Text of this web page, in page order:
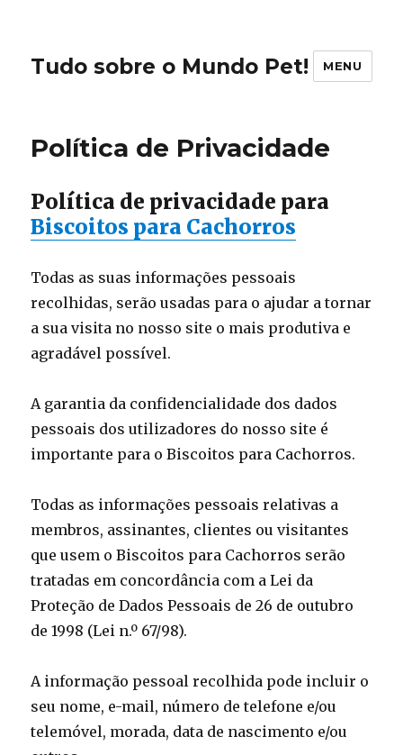
Tudo sobre o Mundo Pet! MENU
Política de Privacidade
Política de privacidade para
Biscoitos para Cachorros
Todas as suas informações pessoais
recolhidas, serão usadas para o ajudar a tornar
a sua visita no nosso site o mais produtiva e
agradável possível.
A garantia da confidencialidade dos dados
pessoais dos utilizadores do nosso site é
importante para o Biscoitos para Cachorros.
Todas as informações pessoais relativas a
membros, assinantes, clientes ou visitantes
que usem o Biscoitos para Cachorros serão
tratadas em concordância com a Lei da
Proteção de Dados Pessoais de 26 de outubro
de 1998 (Lei n.º 67/98).
A informação pessoal recolhida pode incluir o
seu nome, e-mail, número de telefone e/ou
telemóvel, morada, data de nascimento e/ou